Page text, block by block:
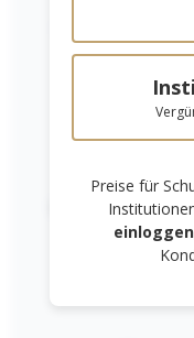
Preise für
einloggen
Aquarellpinsel -
Schweineborste
natur
Ab1,59 €*
Details
RECHTLICHES
Links